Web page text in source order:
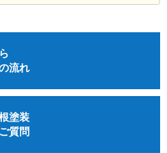
流れ
塗装
質問